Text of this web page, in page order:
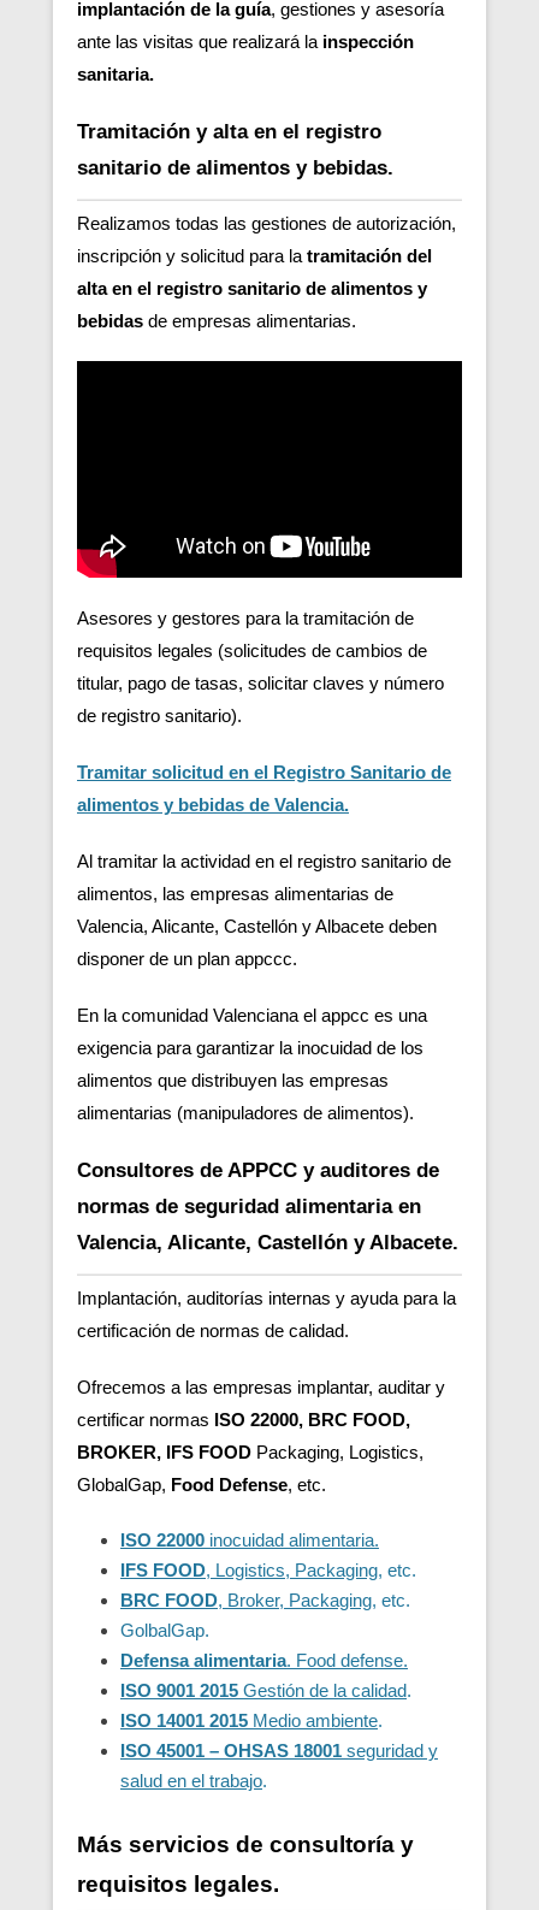
implantación de la guía, gestiones y asesoría
ante las visitas que realizará la inspección
sanitaria.
Tramitación y alta en el registro
sanitario de alimentos y bebidas.
Realizamos todas las gestiones de autorización,
inscripción y solicitud para la tramitación del
alta en el registro sanitario de alimentos y
bebidas de empresas alimentarias.
Asesores y gestores para la tramitación de
requisitos legales (solicitudes de cambios de
titular, pago de tasas, solicitar claves y número
de registro sanitario).
Tramitar solicitud en el Registro Sanitario de
alimentos y bebidas de Valencia.
Al tramitar la actividad en el registro sanitario de
alimentos, las empresas alimentarias de
Valencia, Alicante, Castellón y Albacete deben
disponer de un plan appccc.
En la comunidad Valenciana el appcc es una
exigencia para garantizar la inocuidad de los
alimentos que distribuyen las empresas
alimentarias (manipuladores de alimentos).
Consultores de APPCC y auditores de
normas de seguridad alimentaria en
Valencia, Alicante, Castellón y Albacete.
Implantación, auditorías internas y ayuda para la
certificación de normas de calidad.
Ofrecemos a las empresas implantar, auditar y
certificar normas ISO 22000, BRC FOOD,
BROKER, IFS FOOD Packaging, Logistics,
GlobalGap, Food Defense, etc.
ISO 22000 inocuidad alimentaria.
IFS FOOD, Logistics, Packaging, etc.
BRC FOOD, Broker, Packaging, etc.
GolbalGap.
Defensa alimentaria. Food defense.
ISO 9001 2015 Gestión de la calidad.
ISO 14001 2015 Medio ambiente.
ISO 45001 – OHSAS 18001 seguridad y
salud en el trabajo.
Más servicios de consultoría y
requisitos legales.